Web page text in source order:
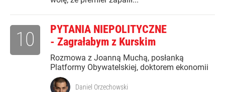
PYTANIA NIEPOLITYCZNE
- Zagrałabym z Kurskim
Rozmowa z Joanną Muchą, posłanką
Platformy Obywatelskiej, doktorem ekonomii
10
Daniel Orzechowski